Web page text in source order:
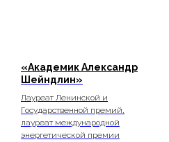
«Академик Александр
Шейндлин»
Лауреат Ленинской и
Государственной премий,
лауреат международной
энергетической премии